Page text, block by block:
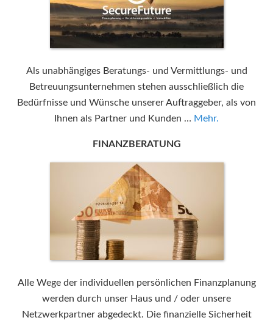
Als unabhängiges Beratungs- und Vermittlungs- und
Betreuungsunternehmen stehen ausschließlich die
Bedürfnisse und Wünsche unserer Auftraggeber, als von
Ihnen als Partner und Kunden … Mehr.
FINANZBERATUNG
Alle Wege der individuellen persönlichen Finanzplanung
werden durch unser Haus und / oder unsere
Netzwerkpartner abgedeckt. Die finanzielle Sicherheit